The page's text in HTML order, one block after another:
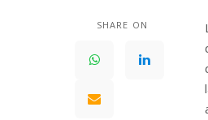
SHARE ON